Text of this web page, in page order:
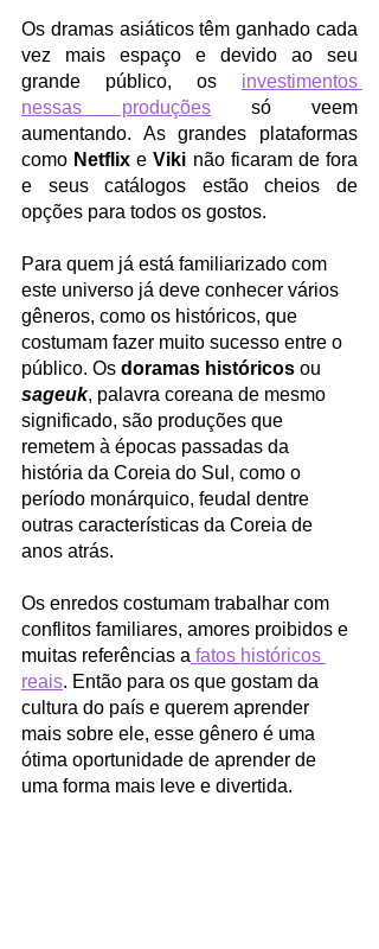
Os dramas asiáticos têm ganhado cada
vez mais espaço e devido ao seu
grande público, os investimentos
nessas produções só veem
aumentando. As grandes plataformas
como Netflix e Viki não ficaram de fora
e seus catálogos estão cheios de
opções para todos os gostos.
Para quem já está familiarizado com
este universo já deve conhecer vários
gêneros, como os históricos, que
costumam fazer muito sucesso entre o
público. Os doramas históricos ou
sageuk, palavra coreana de mesmo
significado, são produções que
remetem à épocas passadas da
história da Coreia do Sul, como o
período monárquico, feudal dentre
outras características da Coreia de
anos atrás.
Os enredos costumam trabalhar com
conflitos familiares, amores proibidos e
muitas referências a fatos históricos
reais. Então para os que gostam da
cultura do país e querem aprender
mais sobre ele, esse gênero é uma
ótima oportunidade de aprender de
uma forma mais leve e divertida.